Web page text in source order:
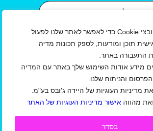
אנו משתמשים בקובצי Cookie כדי לאפשר לאתר שלנו לפעול
תוכן ומודעות, לספק תכונות מדיה
התעבורה באתר.
מידע אודות השימוש שלך באתר עם המדיה
והניתוח שלנו.
מדיניות העוגיות של היידה ג'ובס בע"מ.
מהווה אישור מדיניות העוגיות של האתר
בסדר
ת כי קראתי ואני מסכים/ה
שימוש באתר/ מדיניות הפרטיות
באתר למעסיקיםשל חברת היידה
וכי המידע שמסרתי ישמש ליצירת